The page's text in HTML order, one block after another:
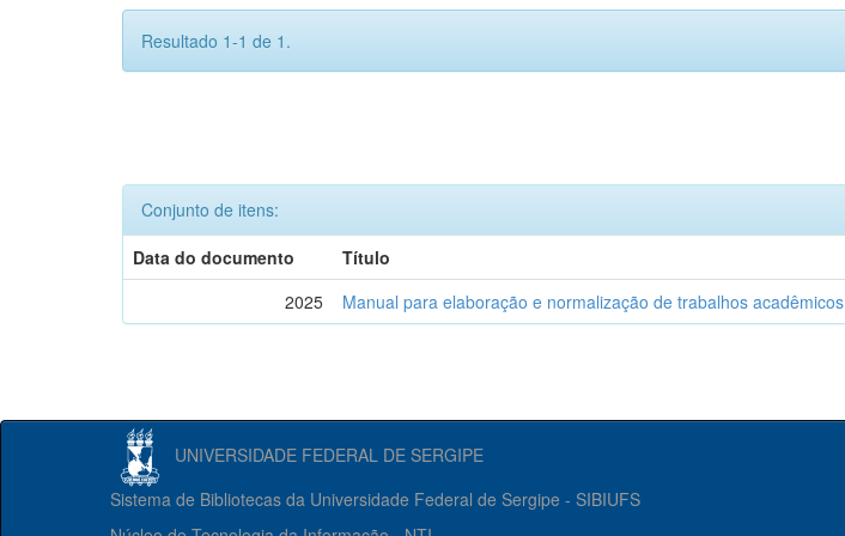
Resultado 1-1 de 1.
Conjunto de itens:
Data do documento
Título
2025
Manual para elaboração e normalização de trabalhos acadêmicos
UNIVERSIDADE FEDERAL DE SERGIPE
Sistema de Bibliotecas da Universidade Federal de Sergipe - SIBIUFS